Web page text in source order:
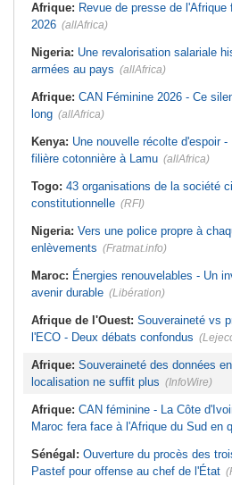
Afrique:CAN féminine - La Côte
d'Ivoire affrontera l'Algérie et le
Maroc fera face à l'Afrique du Sud
Sénégal:Ouverture du procès des
trois chroniqueurs proches du
Pastef pour offense au chef de l'État
Mali:La Cour suprême rejette la
demande de libération du militant
Clément Dembélé
Guinée:
Polémique autour des
vacances du président Doumbouya
en Grèce - Opposition et citoyens
au
Afrique: Revue de presse de
2026 (allAfrica)
Nigeria: Une revalorisation salariale
armées au pays (allAfrica)
Afrique: CAN Féminine 2026 - Ce
long (allAfrica)
Kenya: Une nouvelle récolte d'espoir
filière cotonnière à Lamu (allAfrica)
Togo: 43 organisations de la société
constitutionnelle (RFI)
Nigeria: Vers une police propre à
enlèvements (Fratmat.info)
Maroc: Énergies renouvelables - Un
avenir durable (Libération)
Afrique de l'Ouest: Souveraineté vs
l'ECO - Deux débats confondus
Afrique: Souveraineté des données
localisation ne suffit plus (InfoWire)
Afrique: CAN féminine - La Côte
Maroc fera face à l'Afrique du Sud en
Sénégal: Ouverture du procès des
Pastef pour offense au chef de l'État